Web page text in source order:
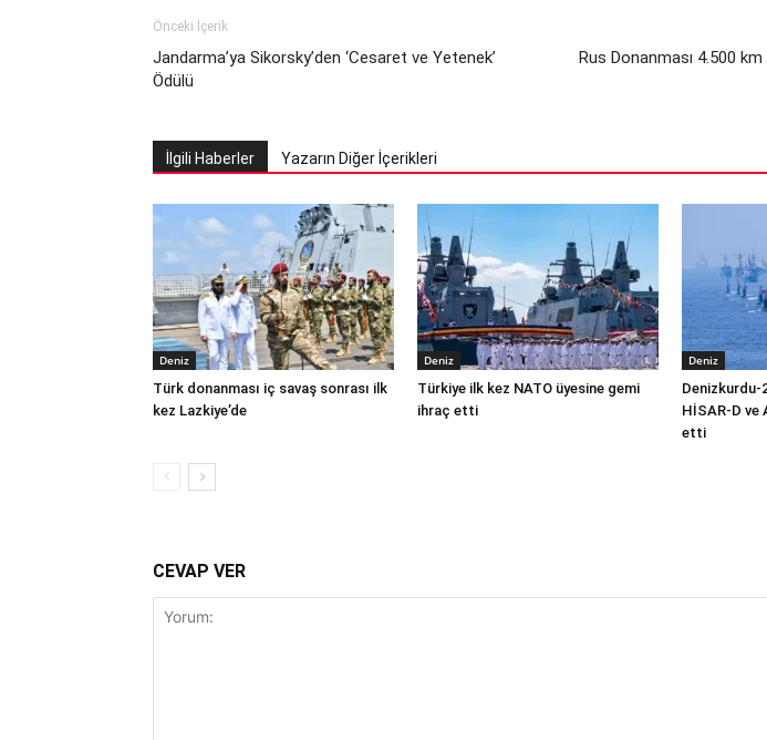
Önceki İçerik
Jandarma’ya Sikorsky’den ‘Cesaret ve Yetenek’
Ödülü
Rus Donanması 4.500
İlgili Haberler Yazarın Diğer İçerikleri
Deniz
Türk donanması iç savaş sonrası ilk
kez Lazkiye’de
Deniz
Türkiye ilk kez NATO üyesine gemi
ihraç etti
Deniz
Denizkurdu-
HİSAR-D ve
etti
CEVAP VER